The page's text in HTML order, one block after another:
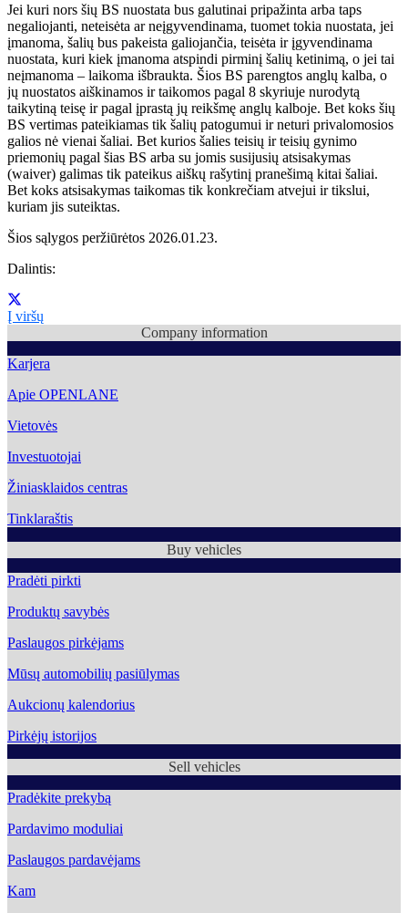
Jei kuri nors šių BS nuostata bus galutinai pripažinta arba taps
negaliojanti, neteisėta ar neįgyvendinama, tuomet tokia nuostata, jei
įmanoma, šalių bus pakeista galiojančia, teisėta ir įgyvendinama
nuostata, kuri kiek įmanoma atspindi pirminį šalių ketinimą, o jei tai
neįmanoma – laikoma išbraukta. Šios BS parengtos anglų kalba, o
jų nuostatos aiškinamos ir taikomos pagal 8 skyriuje nurodytą
taikytiną teisę ir pagal įprastą jų reikšmę anglų kalboje. Bet koks šių
BS vertimas pateikiamas tik šalių patogumui ir neturi privalomosios
galios nė vienai šaliai. Bet kurios šalies teisių ir teisių gynimo
priemonių pagal šias BS arba su jomis susijusių atsisakymas
(waiver) galimas tik pateikus aiškų rašytinį pranešimą kitai šaliai.
Bet koks atsisakymas taikomas tik konkrečiam atvejui ir tikslui,
kuriam jis suteiktas.
Šios sąlygos peržiūrėtos 2026.01.23.
Dalintis:
Į viršų
Company information
Karjera
Apie OPENLANE
Vietovės
Investuotojai
Žiniasklaidos centras
Tinklaraštis
Buy vehicles
Pradėti pirkti
Produktų savybės
Paslaugos pirkėjams
Mūsų automobilių pasiūlymas
Aukcionų kalendorius
Pirkėjų istorijos
Sell vehicles
Pradėkite prekybą
Pardavimo moduliai
Paslaugos pardavėjams
Kam